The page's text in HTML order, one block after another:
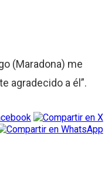
(Maradona) me
agradecido a él”.